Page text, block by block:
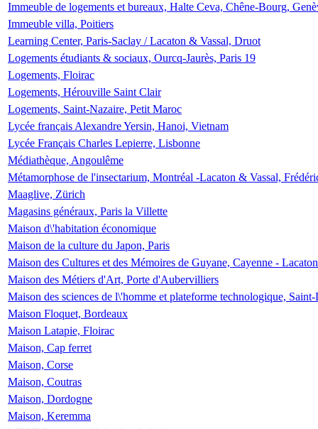
Immeuble de logements et bureaux, Halte Ceva, Chêne-Bourg,
Immeuble villa, Poitiers
Learning Center, Paris-Saclay / Lacaton & Vassal, Druot
Logements étudiants & sociaux, Ourcq-Jaurès, Paris 19
Logements, Floirac
Logements, Hérouville Saint Clair
Logements, Saint-Nazaire, Petit Maroc
Lycée français Alexandre Yersin, Hanoi, Vietnam
Lycée Français Charles Lepierre, Lisbonne
Médiathèque, Angoulême
Métamorphose de l'insectarium, Montréal -Lacaton & Vassal,
Maaglive, Zürich
Magasins généraux, Paris la Villette
Maison d\'habitation économique
Maison de la culture du Japon, Paris
Maison des Cultures et des Mémoires de Guyane, Cayenne -
Maison des Métiers d'Art, Porte d'Aubervilliers
Maison des sciences de l\'homme et plateforme technologique,
Maison Floquet, Bordeaux
Maison Latapie, Floirac
Maison, Cap ferret
Maison, Corse
Maison, Coutras
Maison, Dordogne
Maison, Keremma